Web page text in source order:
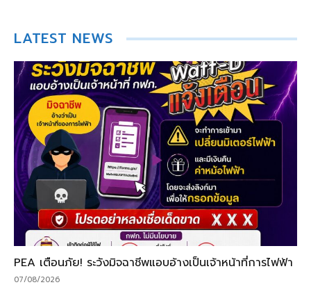
LATEST NEWS
PEA เตือนภัย! ระวังมิจฉาชีพแอบอ้างเป็นเจ้าหน้าที่การไฟฟ้า
07/08/2026